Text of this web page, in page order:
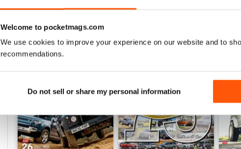
Welcome to pocketmags.com
We use cookies to improve your experience on our website and to
recommendations.
Do not sell or share my personal information